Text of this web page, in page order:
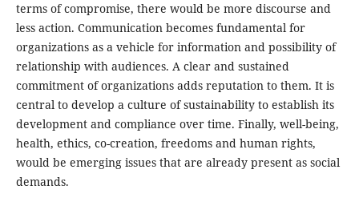
terms of compromise, there would be more discourse and
less action. Communication becomes fundamental for
organizations as a vehicle for information and possibility of
relationship with audiences. A clear and sustained
commitment of organizations adds reputation to them. It is
central to develop a culture of sustainability to establish its
development and compliance over time. Finally, well-being,
health, ethics, co-creation, freedoms and human rights,
would be emerging issues that are already present as social
demands.